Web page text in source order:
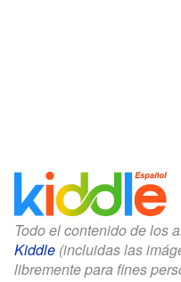
Todo el contenido de los
Kiddle (incluidas las
libremente para fines